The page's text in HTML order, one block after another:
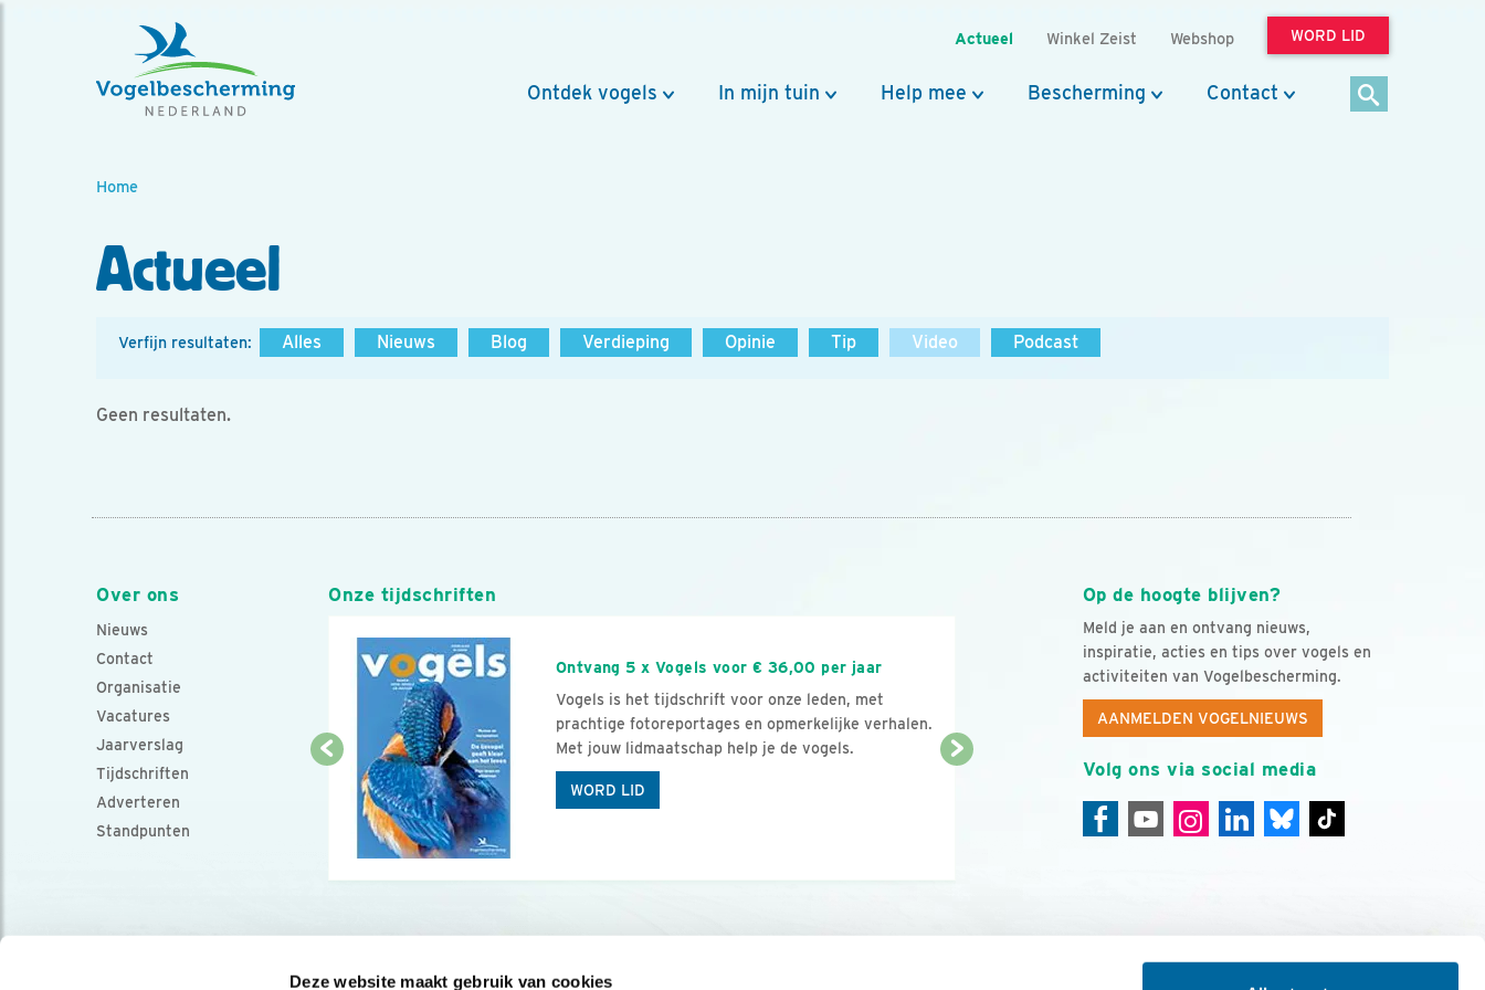
Deze website maakt gebruik van cookies
Actueel Winkel Zeist Webshop WORD LID
Ontdek vogels In mijn tuin Help mee Bescherming Contact
Home
Actueel
Verfijn resultaten: Alles Nieuws Blog Verdieping Opinie Tip Video Podcast
Geen resultaten.
Over ons
Nieuws
Contact
Organisatie
Vacatures
Jaarverslag
Tijdschriften
Adverteren
Standpunten
Op de hoogte blijven?
Meld je aan en ontvang nieuws,
inspiratie, acties en tips over vogels en
activiteiten van Vogelbescherming.
AANMELDEN VOGELNIEUWS
Volg ons via social media
Onze tijdschriften
Ontvang 5 x Vogels voor € 36,00 per jaar
Vogels is het tijdschrift voor onze leden, met
prachtige fotoreportages en opmerkelijke verhalen.
Met jouw lidmaatschap help je de vogels.
WORD LID